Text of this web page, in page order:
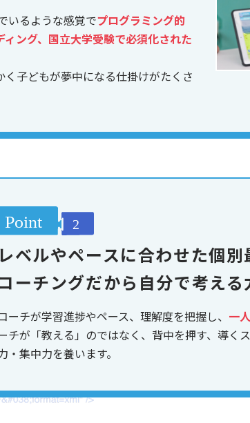
いるような感覚でプログラミング的
ング、国立大学受験で必須化された
子どもが夢中になる仕掛けがたくさ
レベルやペースに合わせた個
コーチングだから自分で考え
ーチが学習進捗やペース、理解度を把握し、 一
チが「教える」のではなく、背中を押す、導く
・集中力を養います。